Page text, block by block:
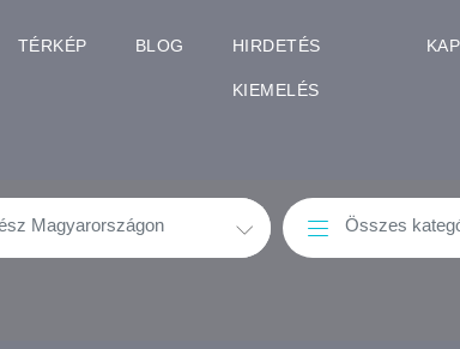
TÉRKÉP BLOG HIRDETÉS
KIEMELÉS